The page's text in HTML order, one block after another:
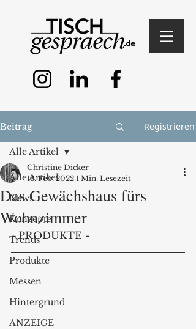
Beitrag Registrieren
Alle Artikel
News
Konzepte
Trends
Produkte
Messen
Hintergrund
ANZEIGE
Alle Artikel
Das Gewächshaus fürs
Wohnzimmer
Christine Dicker
13. Feb. 2022 1 Min. Lesezeit
- PRODUKTE -